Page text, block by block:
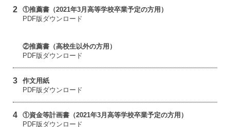
2
①推薦書（2021年3月高等学校卒業予定の方用）
PDF版ダウンロード
②推薦書（高校生以外の方用）
PDF版ダウンロード
3
作文用紙
PDF版ダウンロード
4
①資金等計画書（2021年3月高等学校卒業予定の方用）
PDF版ダウンロード